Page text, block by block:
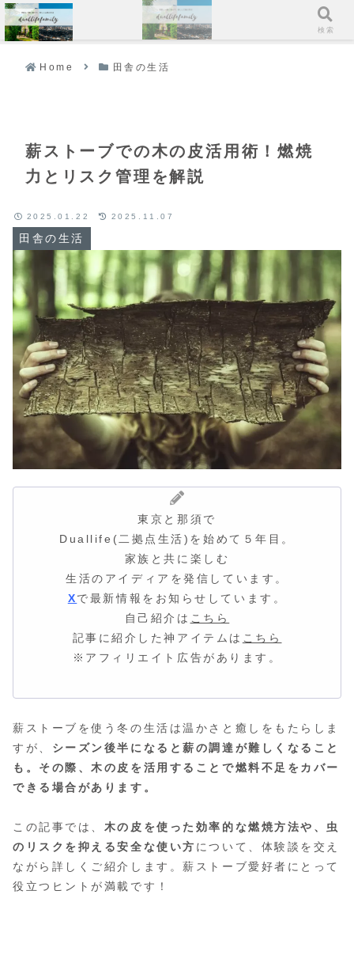
Home 田舎の生活
薪ストーブでの木の皮活用術！燃焼
力とリスク管理を解説
田舎の生活
2025.01.22 2025.11.07
東京と那須で
Duallife(二拠点生活)を始めて５年目。
家族と共に楽しむ
生活のアイディア を発信しています。
Xで最新情報をお知らせしています。
自己紹介は こちら
記事に紹介した神アイテムは こちら
※アフィリエイト広告があります。
薪ストーブを使う冬の生活は温かさと癒しをもたらしま
すが、 シーズン後半になると薪の調達が難しくなること
も。その際、木の皮を活用することで燃料不足をカバー
できる場合があります。
この記事では、 木の皮を使った効率的な燃焼方法や、虫
のリスクを抑える安全な使い方 について、体験談を交え
ながら詳しくご紹介します。薪ストーブ愛好者にとって
役立つヒントが満載です！
メニュー 検索